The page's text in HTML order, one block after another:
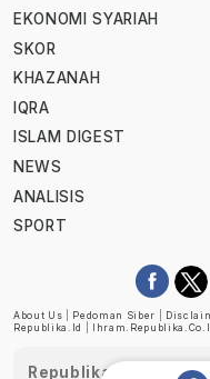
EKONOMI SYARIAH
SKOR
KHAZANAH
IQRA
ISLAM DIGEST
NEWS
ANALISIS
SPORT
About Us Pedoman Siber
Republika.id
Republika telah